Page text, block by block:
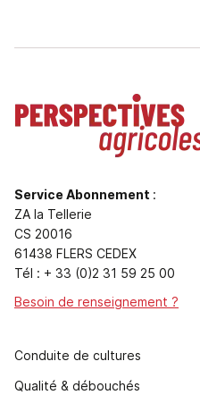
Service Abonnement :
ZA la Tellerie
CS 20016
61438 FLERS CEDEX
Tél : + 33 (0)2 31 59 25 00
Besoin de renseignement ?
Conduite de cultures
Qualité & débouchés